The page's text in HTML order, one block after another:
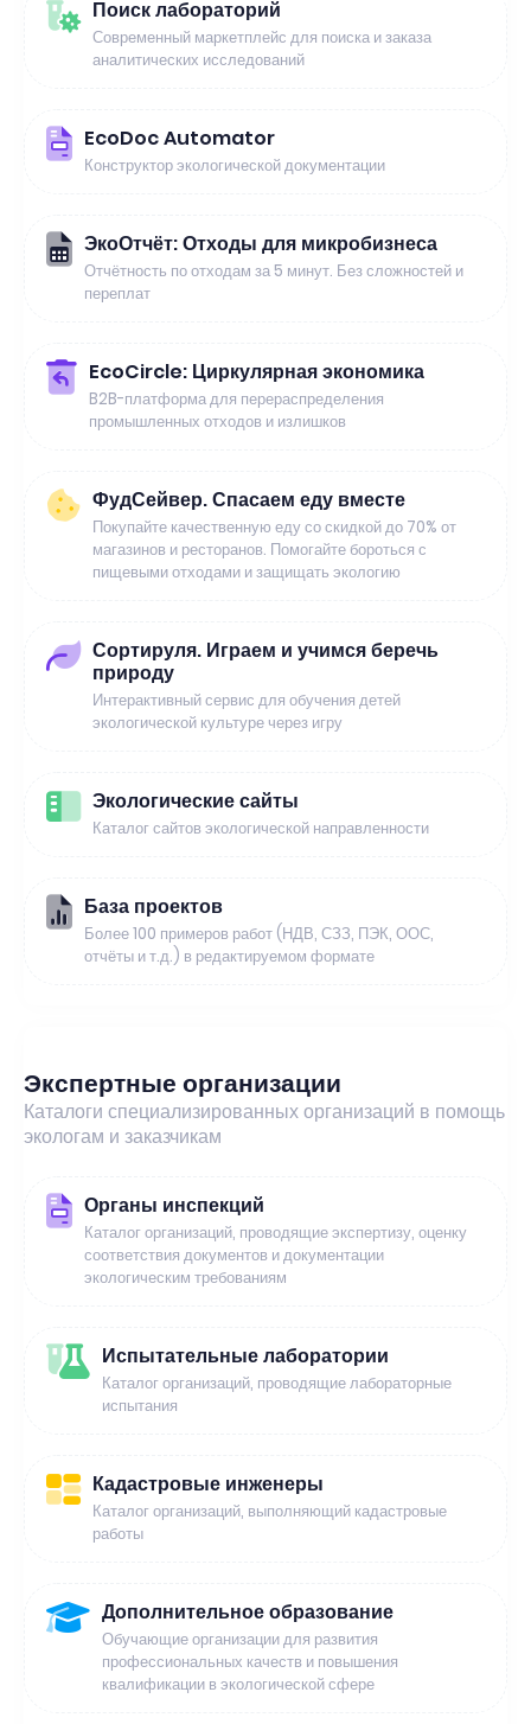
Поиск лабораторий
Современный маркетплейс для поиска и заказа
аналитических исследований
EcoDoc Automator
Конструктор экологической документации
ЭкоОтчёт: Отходы для микробизнеса
Отчётность по отходам за 5 минут. Без сложностей и
переплат
EcoCircle: Циркулярная экономика
B2B-платформа для перераспределения
промышленных отходов и излишков
ФудСейвер. Спасаем еду вместе
Покупайте качественную еду со скидкой до 70% от
магазинов и ресторанов. Помогайте бороться с
пищевыми отходами и защищать экологию
Сортируля. Играем и учимся беречь
природу
Интерактивный сервис для обучения детей
экологической культуре через игру
Экологические сайты
Каталог сайтов экологической направленности
База проектов
Более 100 примеров работ (НДВ, СЗЗ, ПЭК, ООС,
отчёты и т.д.) в редактируемом формате
Экспертные организации
Каталоги специализированных организаций в помощь
экологам и заказчикам
Органы инспекций
Каталог организаций, проводящие экспертизу, оценку
соответствия документов и документации
экологическим требованиям
Испытательные лаборатории
Каталог организаций, проводящие лабораторные
испытания
Кадастровые инженеры
Каталог организаций, выполняющий кадастровые
работы
Дополнительное образование
Обучающие организации для развития
профессиональных качеств и повышения
квалификации в экологической сфере